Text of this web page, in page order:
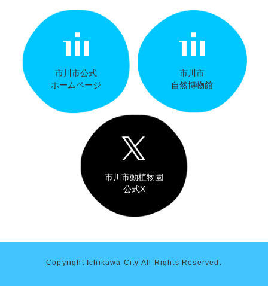
市川市公式
ホームページ
市川市
自然博物館
市川市動植物園
公式X
Copyright Ichikawa City All Rights Reserved.